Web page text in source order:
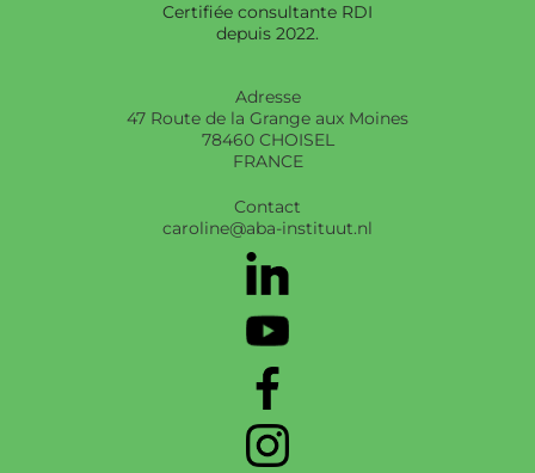
Certifiée consultante RDI
depuis 2022.
Adresse
47 Route de la Grange aux Moines
78460 CHOISEL
FRANCE
Contact
caroline@aba-instituut.nl